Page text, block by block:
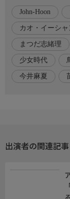
た6000人。そこ
あらすじ2
柳慎(りゅうしん)
龍。子龍が向かっ
た。
出演者
カオ・イーシャン(
チャオ・ハンイン
スン・シャオシャ
John-Hoon
カオ・イーシャ
まつだ志緒理
少女時代
今井麻夏
出演者の関連記事